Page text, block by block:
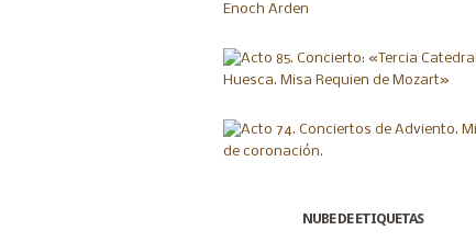
NUBE DE ETIQUETAS